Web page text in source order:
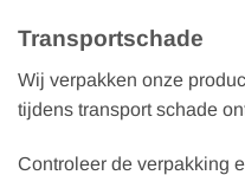
Transportschade
Wij verpakken onze
tijdens transport schade
Controleer de verpakking